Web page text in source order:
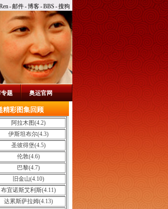
-邮件-博客-BBS -搜狗
题 奥运官网
精彩图集回顾
阿拉木图(4.2)
伊斯坦布尔(4.3)
圣彼得堡(4.5)
伦敦(4.6)
巴黎(4.7)
旧金山(4.10)
布宜诺斯艾利斯(4.11)
达累斯萨拉姆(4.13)